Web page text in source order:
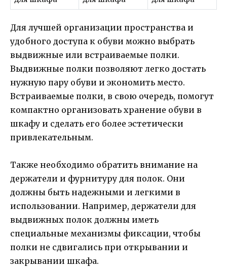
Для лучшей организации пространства и
удобного доступа к обуви можно выбрать
выдвижные или встраиваемые полки.
Выдвижные полки позволяют легко достать
нужную пару обуви и экономить место.
Встраиваемые полки, в свою очередь, помогут
компактно организовать хранение обуви в
шкафу и сделать его более эстетически
привлекательным.
Также необходимо обратить внимание на
держатели и фурнитуру для полок. Они
должны быть надежными и легкими в
использовании. Например, держатели для
выдвижных полок должны иметь
специальные механизмы фиксации, чтобы
полки не сдвигались при открывании и
закрывании шкафа.